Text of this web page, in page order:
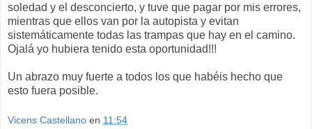
soledad y el desconcierto, y tuve que pagar por mis errores,
mientras que ellos van por la autopista y evitan
sistemáticamente todas las trampas que hay en el camino.
Ojalá yo hubiera tenido esta oportunidad!!!
Un abrazo muy fuerte a todos los que habéis hecho que
esto fuera posible.
Vicens Castellano en 11:54